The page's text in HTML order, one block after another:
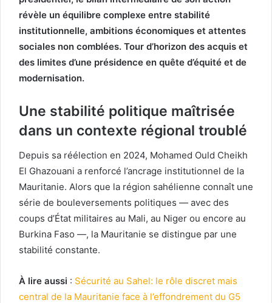
révèle un équilibre complexe entre stabilité
institutionnelle, ambitions économiques et attentes
sociales non comblées. Tour d’horizon des acquis et
des limites d’une présidence en quête d’équité et de
modernisation.
Une stabilité politique maîtrisée
dans un contexte régional troublé
Depuis sa réélection en 2024, Mohamed Ould Cheikh
El Ghazouani a renforcé l’ancrage institutionnel de la
Mauritanie. Alors que la région sahélienne connaît une
série de bouleversements politiques — avec des
coups d’État militaires au Mali, au Niger ou encore au
Burkina Faso —, la Mauritanie se distingue par une
stabilité constante.
À lire aussi : Sécurité au Sahel: le rôle discret mais
central de la Mauritanie face à l’effondrement du G5